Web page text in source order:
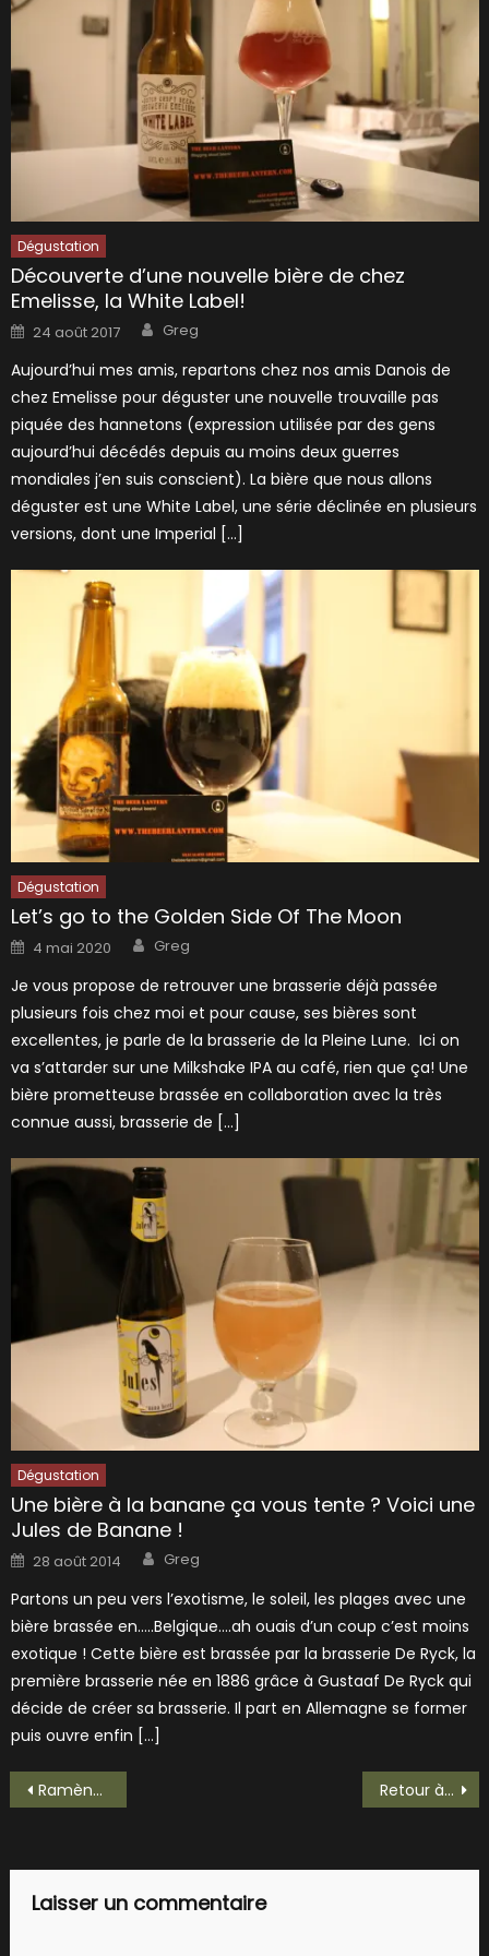
Dégustation
Découverte d’une nouvelle bière de chez
Emelisse, la White Label!
Posted
on
24 août 2017 Author
Greg
Aujourd’hui mes amis, repartons chez nos amis Danois de
chez Emelisse pour déguster une nouvelle trouvaille pas
piquée des hannetons (expression utilisée par des gens
aujourd’hui décédés depuis au moins deux guerres
mondiales j’en suis conscient). La bière que nous allons
déguster est une White Label, une série déclinée en plusieurs
versions, dont une Imperial […]
Dégustation
Let’s go to the Golden Side Of The Moon
Posted
on
4 mai 2020 Author
Greg
Je vous propose de retrouver une brasserie déjà passée
plusieurs fois chez moi et pour cause, ses bières sont
excellentes, je parle de la brasserie de la Pleine Lune. Ici on
va s’attarder sur une Milkshake IPA au café, rien que ça! Une
bière prometteuse brassée en collaboration avec la très
connue aussi, brasserie de […]
Dégustation
Une bière à la banane ça vous tente ? Voici une
Jules de Banane !
Posted
on
28 août 2014 Author
Greg
Partons un peu vers l’exotisme, le soleil, les plages avec une
bière brassée en…..Belgique….ah ouais d’un coup c’est moins
exotique ! Cette bière est brassée par la brasserie De Ryck, la
première brasserie née en 1886 grâce à Gustaaf De Ryck qui
décide de créer sa brasserie. Il part en Allemagne se former
puis ouvre enfin […]
Navigation
l’article
Ramènes ta fraise et prends une Chapeau Fraise ! Retour à Beaucaire avec une Ugernum Stout !
Laisser un commentaire